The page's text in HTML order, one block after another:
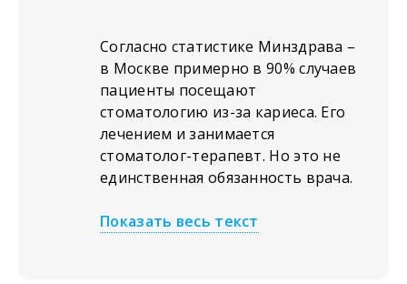
Согласно статистике Минздрава –
в Москве примерно в 90% случаев
пациенты посещают
стоматологию из-за кариеса. Его
лечением и занимается
стоматолог-терапевт. Но это не
единственная обязанность врача.
Показать весь текст